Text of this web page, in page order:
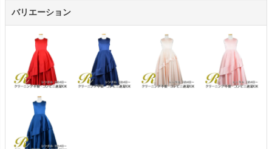
バリエーション